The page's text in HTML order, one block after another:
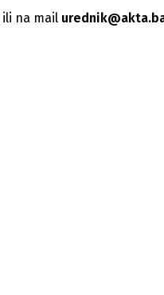
ili na mail